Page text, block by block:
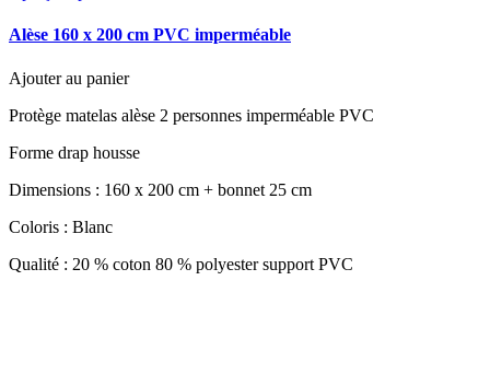
Alèse 160 x 200 cm PVC imperméable
Ajouter au panier
Protège matelas alèse 2 personnes imperméable PVC
Forme drap housse
Dimensions : 160 x 200 cm + bonnet 25 cm
Coloris : Blanc
Qualité : 20 % coton 80 % polyester support PVC